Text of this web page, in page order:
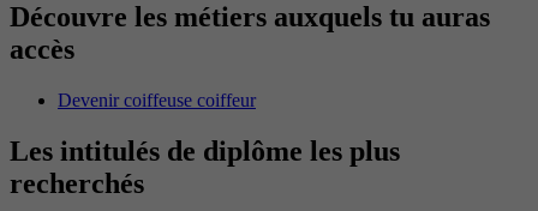
Découvre les métiers auxquels tu auras
accès
Devenir coiffeuse coiffeur
Les intitulés de diplôme les plus
recherchés